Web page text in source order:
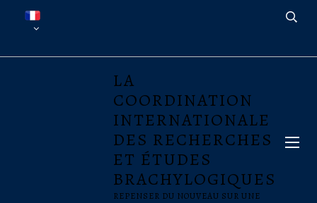
LA
COORDINATION
INTERNATIONALE
DES RECHERCHES
ET ÉTUDES
BRACHYLOGIQUES
REPENSER DU NOUVEAU SUR UNE